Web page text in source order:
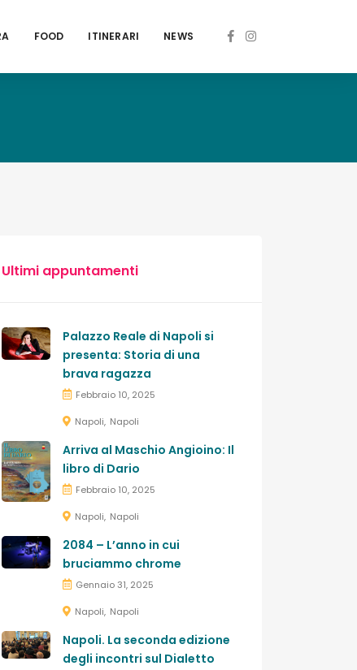
FOOD ITINERARI NEWS
Ultimi appuntamenti
Palazzo Reale di Napoli si
presenta: Storia di una
brava ragazza
Febbraio 10, 2025
Napoli Napoli
Arriva al Maschio Angioino: Il
libro di Dario
Febbraio 10, 2025
Napoli Napoli
2084 – L’anno in cui
bruciammo chrome
Gennaio 31, 2025
Napoli Napoli
Napoli. La seconda edizione
degli incontri sul Dialetto